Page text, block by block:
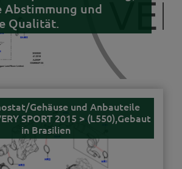
Abstimmung und
Qualität.
Gehäuse und Anbauteile
SPORT 2015 > (L550),Gebaut
in Brasilien